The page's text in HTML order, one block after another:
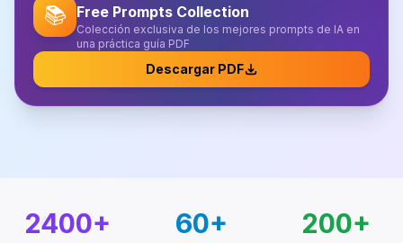
📚 Free Prompts Collection
Colección exclusiva de los mejores prompts de IA en
una práctica guía PDF
Descargar PDF
2400+ 60+ 200+